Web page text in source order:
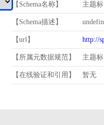
【Schema名称】 主题
【Schema描述】
【url】 http://
【所属元数据规范】 主题
【在线验证和引用】 暂无